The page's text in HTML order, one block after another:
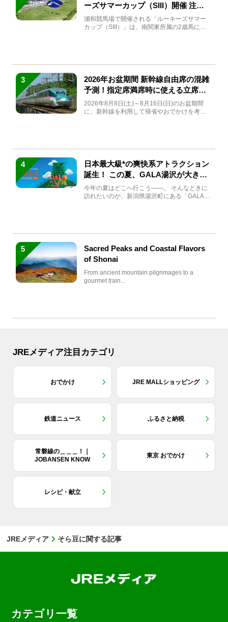
ーズサマーカップ（SIII）開催 注目
馬と見どころをチェック
浦和競馬場で開催される「ルーキーズサマー
カップ（SIII）」は、南関東所属の2歳馬によ
3
2026年お盆期間 新幹線自由席の混雑
予測！指定席満席時に使える立席特
急券も解説
2026年8月8日(土)～8月16日(日)のお盆期間
に、新幹線を利用して帰省やおでかけを考え
4
日本最大級*の爽快系アトラクション
誕生！ この夏、GALA湯沢が大きく
生まれ変わる
今年の夏はどこへ行こう――。 そんなときに
訪れたいのが、新潟県湯沢町にある「GALA湯
5
Sacred Peaks and Coastal Flavors
of Shonai
From ancient mountain pilgrimages to a
gourmet train...
JREメディア注目カテゴリ
おでかけ JRE MALLショッピング
鉄道ニュース ふるさと納税
常磐線の＿＿＿！｜
JOBANSEN KNOW
東京 おでかけ
レシピ・献立
JREメディア そら豆に関する記事
カテゴリ一覧